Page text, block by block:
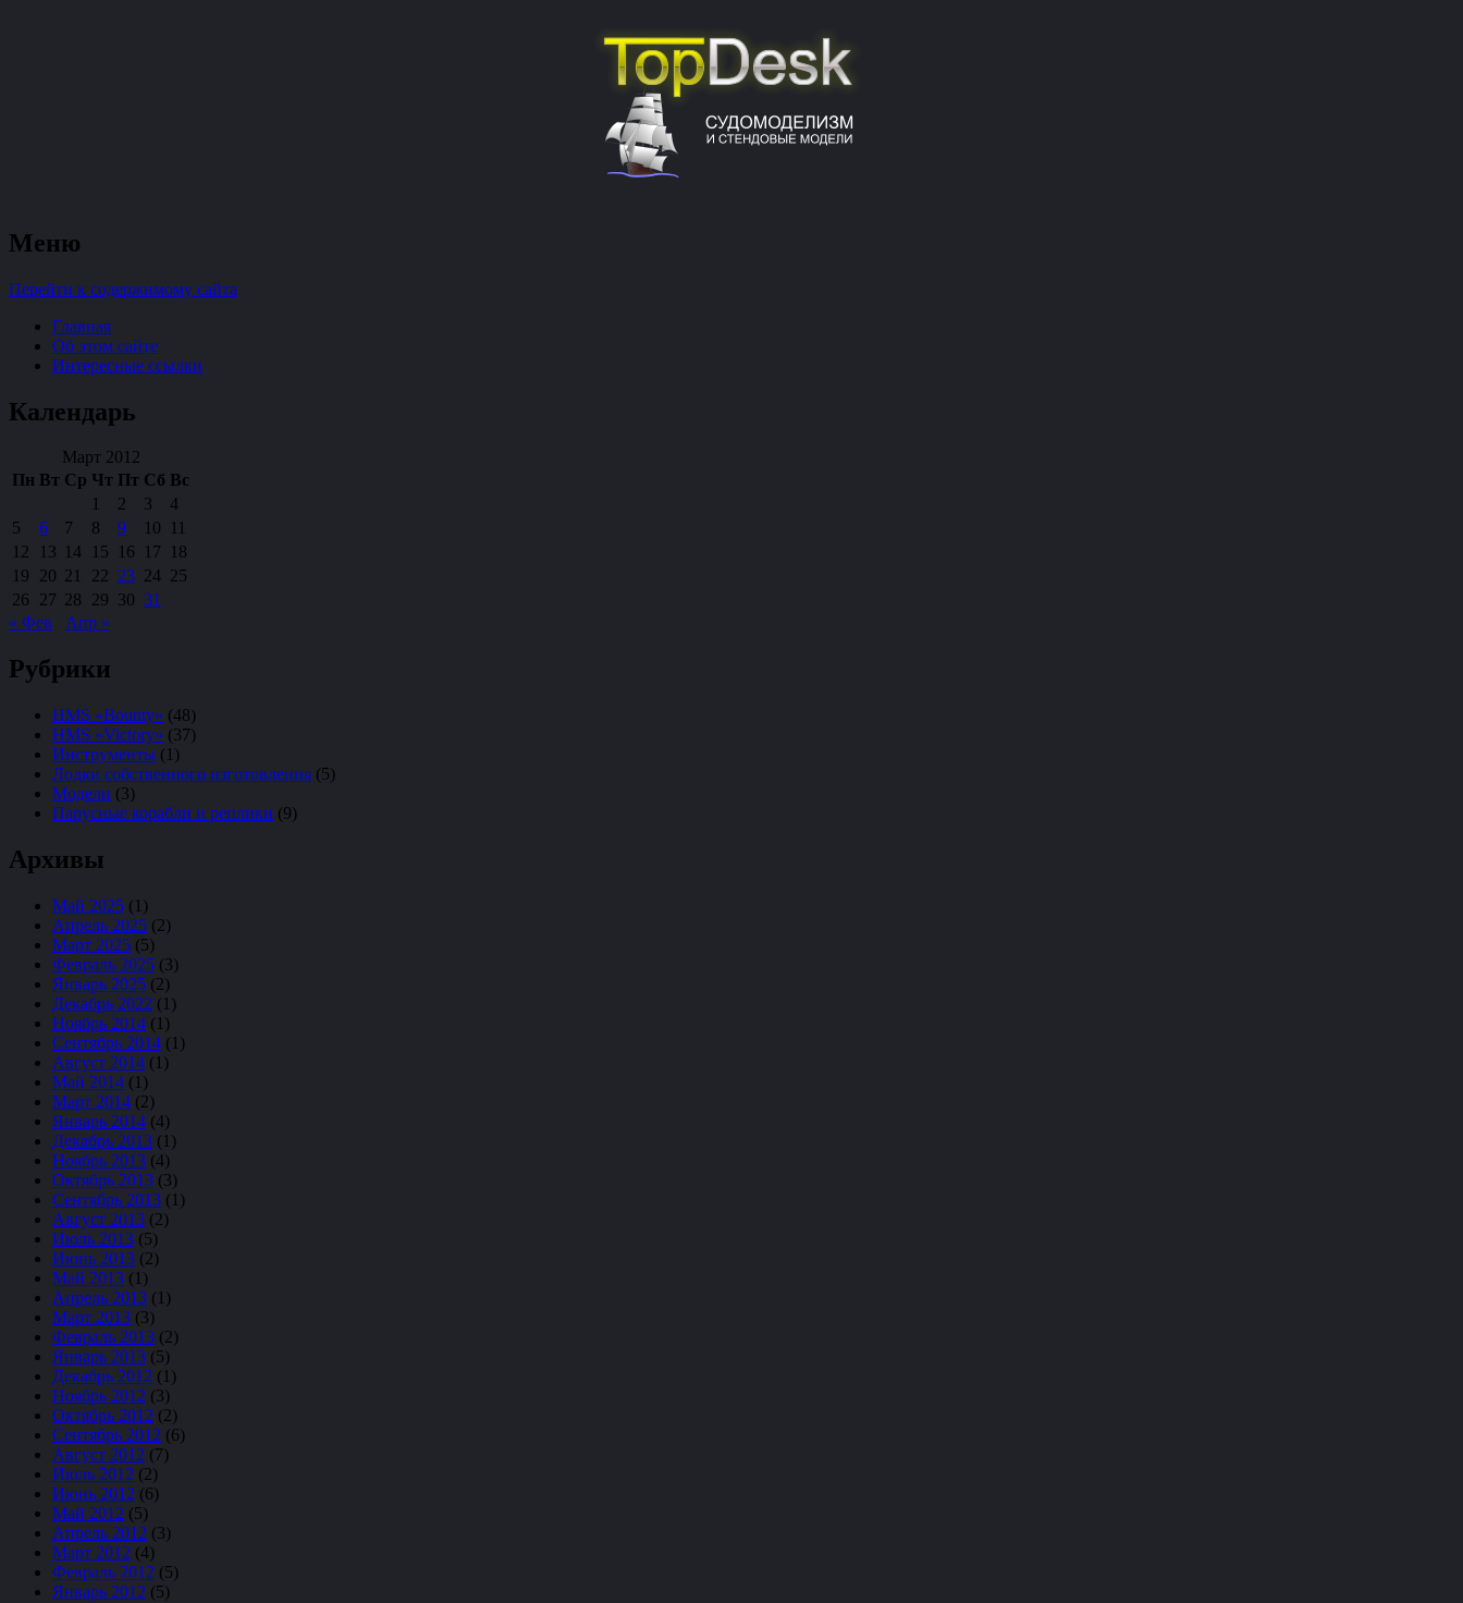
TopDesk
судомоделизм и стендовые модели
Меню
Перейти к содержимому сайта
Главная
Об этом сайте
Интересные ссылки
Календарь
Март 2012
Пн Вт Ср Чт Пт Сб Вс
1
2 3
4
5
6 7 8 9 10
11
12
13 14 15 16 17
18
19
20 21 22 23 24 25
26
27 28 29 30 31
« Фев
Апр »
Рубрики
HMS «Bounty» (48)
HMS «Victory» (37)
Инструменты (1)
Лодки собственного изготовления (5)
Модели (3)
Парусные корабли и реплики (9)
Архивы
Май 2025 (1)
Апрель 2025 (2)
Март 2025 (5)
Февраль 2025 (3)
Январь 2025 (2)
Декабрь 2022 (1)
Ноябрь 2014 (1)
Сентябрь 2014 (1)
Август 2014 (1)
Май 2014 (1)
Март 2014 (2)
Январь 2014 (4)
Декабрь 2013 (1)
Ноябрь 2013 (4)
Октябрь 2013 (3)
Сентябрь 2013 (1)
Август 2013 (2)
Июль 2013 (5)
Июнь 2013 (2)
Май 2013 (1)
Апрель 2013 (1)
Март 2013 (3)
Февраль 2013 (2)
Январь 2013 (5)
Декабрь 2012 (1)
Ноябрь 2012 (3)
Октябрь 2012 (2)
Сентябрь 2012 (6)
Август 2012 (7)
Июль 2012 (2)
Июнь 2012 (6)
Май 2012 (5)
Апрель 2012 (3)
Март 2012 (4)
Февраль 2012 (5)
Январь 2012 (5)